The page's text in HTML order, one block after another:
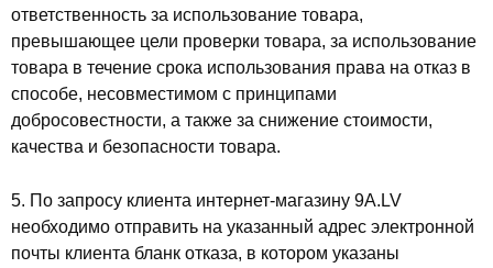
ответственность за использование товара,
превышающее цели проверки товара, за использование
товара в течение срока использования права на отказ в
способе, несовместимом с принципами
добросовестности, а также за снижение стоимости,
качества и безопасности товара.
5. По запросу клиента интернет-магазину 9A.LV
необходимо отправить на указанный адрес электронной
почты клиента бланк отказа, в котором указаны